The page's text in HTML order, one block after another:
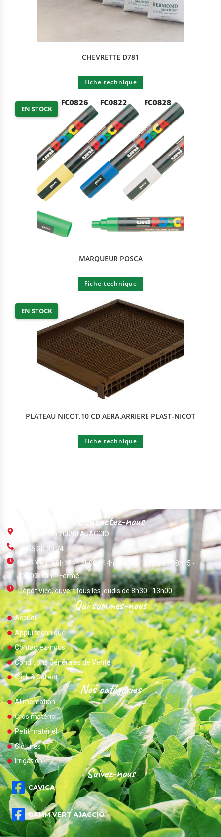
CHEVRETTE D781
Fiche technique
EN STOCK
MARQUEUR POSCA
Fiche technique
EN STOCK
PLATEAU NICOT.10 CD AERA.ARRIERE PLAST-NICOT
Fiche technique
Contactez-nous
ZI Du Vazzio 20090 AJACCIO
04 95 20 39 74
Lun - Ven : 08h15 - 12h00 / 14h45 - 18h15 | Sam : 08h15 -
12h00 | Dim : Fermé
Dépôt Vico, ouvert tous les jeudis de 8h30 - 13h00
Qui sommes-nous
Accueil
Appui technique
Contactez-nous
Conditions Générales de Vente
Click & Collect
Nos catégories
Alimentation
Gros matériel
Petit matériel
Clôtures
Irrigation
Suivez-nous
CAVICA
GAMM VERT AJACCIO